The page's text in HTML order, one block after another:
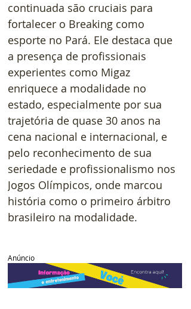
continuada são cruciais para
fortalecer o Breaking como
esporte no Pará. Ele destaca que
a presença de profissionais
experientes como Migaz
enriquece a modalidade no
estado, especialmente por sua
trajetória de quase 30 anos na
cena nacional e internacional, e
pelo reconhecimento de sua
seriedade e profissionalismo nos
Jogos Olímpicos, onde marcou
história como o primeiro árbitro
brasileiro na modalidade.
Anúncio